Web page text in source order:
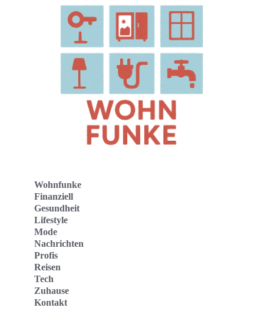
Wohnfunke
Finanziell
Gesundheit
Lifestyle
Mode
Nachrichten
Profis
Reisen
Tech
Zuhause
Kontakt